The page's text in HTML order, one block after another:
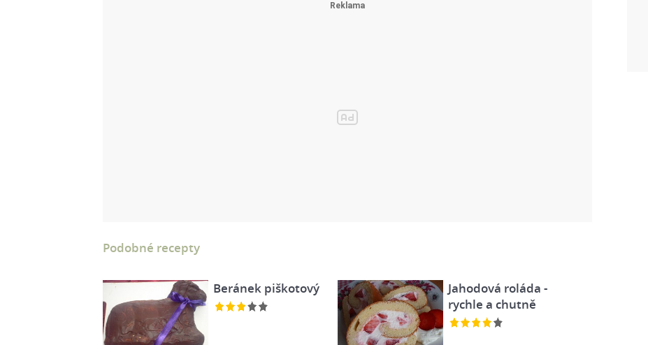
Podobné recepty
Beránek piškotový
Jahodová roláda -
rychle a chutně